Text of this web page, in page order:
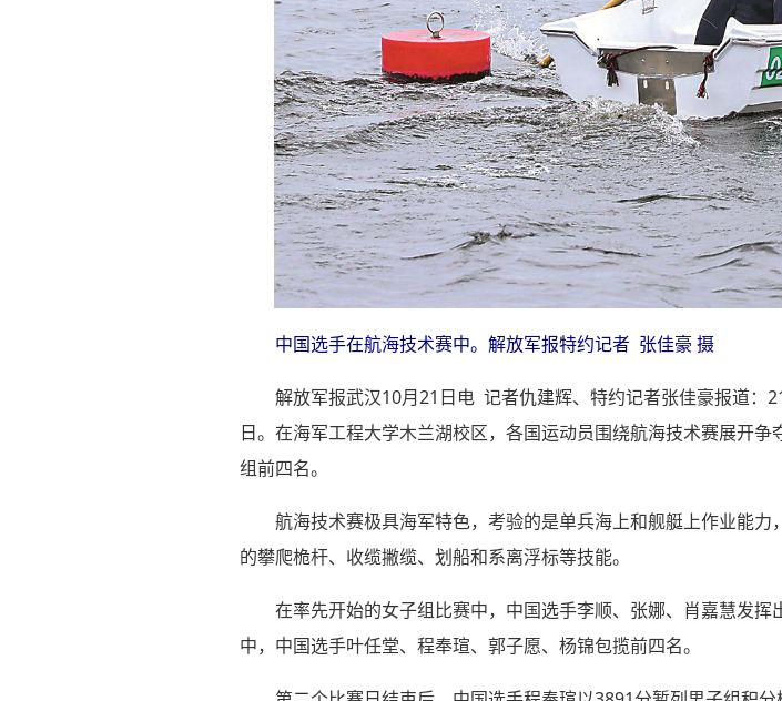
中国选手在航海技术赛中。解放军报特约记者 张佳豪 摄
解放军报武汉10月21日电 记者仇建辉、特约记者张佳豪报道：
日。在海军工程大学木兰湖校区，各国运动员围绕航海技术赛展开
组前四名。
航海技术赛极具海军特色，考验的是单兵海上和舰艇上作业能
的攀爬桅杆、收缆撇缆、划船和系离浮标等技能。
在率先开始的女子组比赛中，中国选手李顺、张娜、肖嘉慧发
中，中国选手叶任堂、程奉瑄、郭子愿、杨锦包揽前四名。